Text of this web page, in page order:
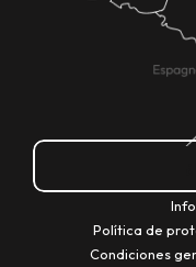
Política de
Condiciones